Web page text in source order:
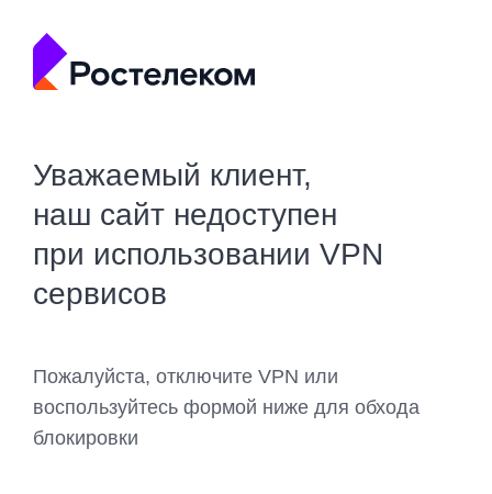
Уважаемый клиент,
наш сайт недоступен
при использовании VPN
сервисов
Пожалуйста, отключите VPN или
воспользуйтесь формой ниже для обхода
блокировки